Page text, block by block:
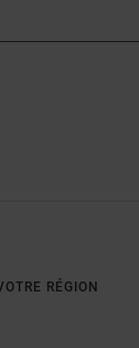
RÉGION